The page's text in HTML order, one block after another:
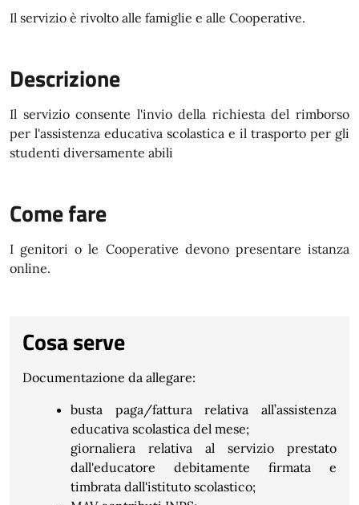
Il servizio è rivolto alle famiglie e alle Cooperative.
Descrizione
Il servizio consente l'invio della richiesta del rimborso
per l'assistenza educativa scolastica e il trasporto per gli
studenti diversamente abili
Come fare
I genitori o le Cooperative devono presentare istanza
online.
Cosa serve
Documentazione da allegare:
busta paga/fattura relativa all’assistenza
educativa scolastica del mese;
giornaliera relativa al servizio prestato
dall'educatore debitamente firmata e
timbrata dall'istituto scolastico;